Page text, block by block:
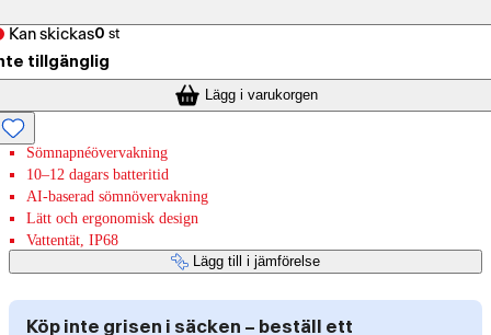
Kan skickas0 st
tillgänglig
Lägg i varukorgen
Sömnapnéövervakning
10–12 dagars batteritid
AI-baserad sömnövervakning
Lätt och ergonomisk design
Vattentät, IP68
Lägg till i jämförelse
Köp inte grisen i säcken – beställ ett